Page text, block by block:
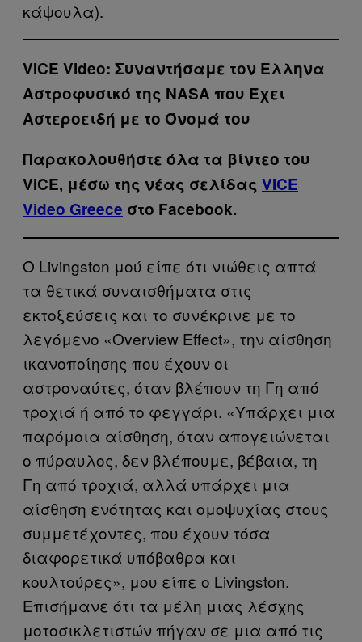
κάψουλα).
VICE Video: Συναντήσαμε τον Έλληνα
Αστροφυσικό της ΝASA που Έχει
Αστεροειδή με το Όνομά του
Παρακολουθήστε όλα τα βίντεo του
VICE, μέσω της νέας σελίδας VICE
Video Greece στο Facebook.
Ο Livingston μού είπε ότι νιώθεις απτά
τα θετικά συναισθήματα στις
εκτοξεύσεις και το συνέκρινε με το
λεγόμενο «Overview Effect», την αίσθηση
ικανοποίησης που έχουν οι
αστροναύτες, όταν βλέπουν τη Γη από
τροχιά ή από το φεγγάρι. «Υπάρχει μια
παρόμοια αίσθηση, όταν απογειώνεται
ο πύραυλος, δεν βλέπουμε, βέβαια, τη
Γη από τροχιά, αλλά υπάρχει μια
αίσθηση ενότητας και ομοψυχίας στους
συμμετέχοντες, που έχουν τόσα
διαφορετικά υπόβαθρα και
κουλτούρες», μου είπε ο Livingston.
Επισήμανε ότι τα μέλη μιας λέσχης
μοτοσικλετιστών πήγαν σε μια από τις